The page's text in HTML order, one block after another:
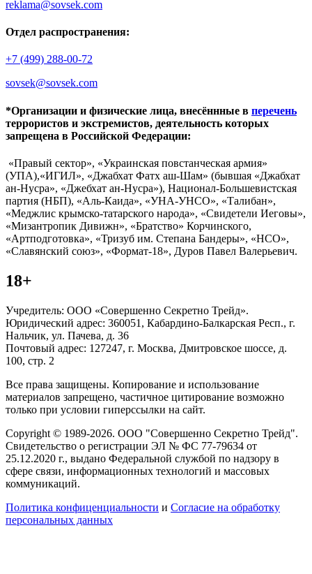
reklama@sovsek.com
Отдел распространения:
+7 (499) 288-00-72
sovsek@sovsek.com
*Организации и физические лица, внесённные в перечень
террористов и экстремистов, деятельность которых
запрещена в Российской Федерации:
«Правый сектор», «Украинская повстанческая армия»
(УПА),«ИГИЛ», «Джабхат Фатх аш-Шам» (бывшая «Джабхат
ан-Нусра», «Джебхат ан-Нусра»), Национал-Большевистская
партия (НБП), «Аль-Каида», «УНА-УНСО», «Талибан»,
«Меджлис крымско-татарского народа», «Свидетели Иеговы»,
«Мизантропик Дивижн», «Братство» Корчинского,
«Артподготовка», «Тризуб им. Степана Бандеры», «НСО»,
«Славянский союз», «Формат-18», Дуров Павел Валерьевич.
18+
Учредитель: ООО «Совершенно Секретно Трейд».
Юридический адрес: 360051, Кабардино-Балкарская Респ., г.
Нальчик, ул. Пачева, д. 36
Почтовый адрес: 127247, г. Москва, Дмитровское шоссе, д.
100, стр. 2
Все права защищены. Копирование и использование
материалов запрещено, частичное цитирование возможно
только при условии гиперссылки на сайт.
Copyright © 1989-2026. ООО "Совершенно Секретно Трейд".
Свидетельство о регистрации ЭЛ № ФС 77-79634 от
25.12.2020 г., выдано Федеральной службой по надзору в
сфере связи, информационных технологий и массовых
коммуникаций.
Политика конфиценциальности и Согласие на обработку
персональных данных